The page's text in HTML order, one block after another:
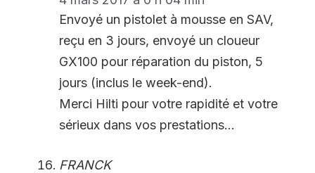
Envoyé un pistolet à mousse en SAV,
reçu en 3 jours, envoyé un cloueur
GX100 pour réparation du piston, 5
jours (inclus le week-end).
Merci Hilti pour votre rapidité et votre
sérieux dans vos prestations…
FRANCK